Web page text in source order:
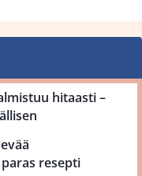
hitaasti –
resepti